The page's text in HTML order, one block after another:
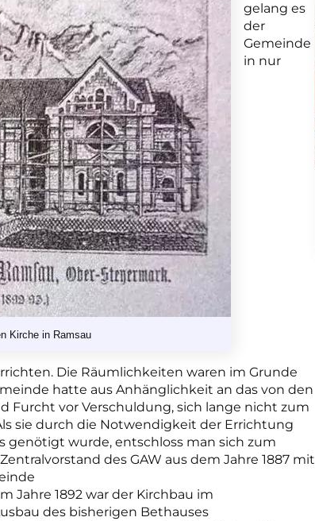
Kirche in Ramsau
gelang es
der
Gemeinde
in nur
Die Räumlichkeiten waren im Grunde
hatte aus Anhänglichkeit an das von den
Furcht vor Verschuldung, sich lange nicht zum
sie durch die Notwendigkeit der Errichtung
genötigt wurde, entschloss man sich zum
des GAW aus dem Jahre 1887 mit
Jahre 1892 war der Kirchbau im
des bisherigen Bethauses